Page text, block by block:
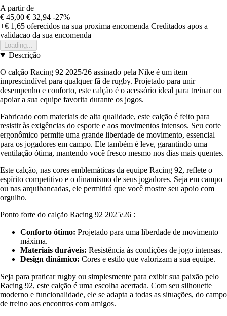
A partir de
€ 45,00 € 32,94 -27%
+€ 1,65 oferecidos na sua proxima encomenda Creditados apos a
validacao da sua encomenda
Loading...
Descrição
O calção Racing 92 2025/26 assinado pela Nike é um item
imprescindível para qualquer fã de rugby. Projetado para unir
desempenho e conforto, este calção é o acessório ideal para treinar ou
apoiar a sua equipe favorita durante os jogos.
Fabricado com materiais de alta qualidade, este calção é feito para
resistir às exigências do esporte e aos movimentos intensos. Seu corte
ergonômico permite uma grande liberdade de movimento, essencial
para os jogadores em campo. Ele também é leve, garantindo uma
ventilação ótima, mantendo você fresco mesmo nos dias mais quentes.
Este calção, nas cores emblemáticas da equipe Racing 92, reflete o
espírito competitivo e o dinamismo de seus jogadores. Seja em campo
ou nas arquibancadas, ele permitirá que você mostre seu apoio com
orgulho.
Ponto forte do calção Racing 92 2025/26 :
Conforto ótimo: Projetado para uma liberdade de movimento
máxima.
Materiais duráveis: Resistência às condições de jogo intensas.
Design dinâmico: Cores e estilo que valorizam a sua equipe.
Seja para praticar rugby ou simplesmente para exibir sua paixão pelo
Racing 92, este calção é uma escolha acertada. Com seu silhouette
moderno e funcionalidade, ele se adapta a todas as situações, do campo
de treino aos encontros com amigos.